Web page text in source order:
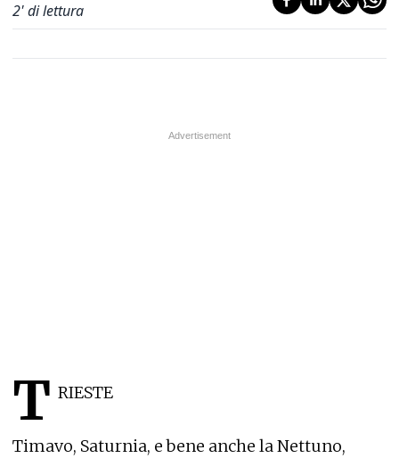
2' di lettura
T RIESTE
Timavo, Saturnia, e bene anche la Nettuno,